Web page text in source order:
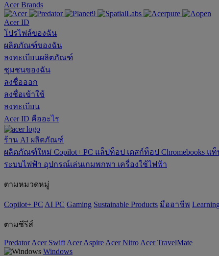
Acer Brands
Acer ID
โปรไฟล์ของฉัน
ผลิตภัณฑ์ของฉัน
ลงทะเบียนผลิตภัณฑ์
ชุมชนของฉัน
ลงชื่อออก
ลงชื่อเข้าใช้
ลงทะเบียน
Acer ID คืออะไร
ร้าน AI ผลิตภัณฑ์
ผลิตภัณฑ์ใหม่ Copilot+ PC แล็ปท็อป เดสก์ท็อป Chromebooks แท็
ระบบไฟฟ้า อุปกรณ์เล่นเกมพกพา เครื่องใช้ไฟฟ้า
ตามหมวดหมู่
Copilot+ PC AI PC Gaming ‌Sustainable Products มืออาชีพ ‌Learning
ตามซีรีส์
Predator Acer Swift Acer Aspire Acer Nitro Acer TravelMate
Windows